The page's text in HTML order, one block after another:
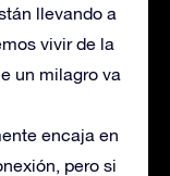
llevando a
vivir de la
un milagro va
encaja en
pero si